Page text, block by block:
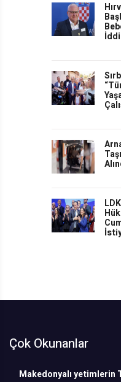
Çok Okunanlar
Makedonyalı yetimlerin